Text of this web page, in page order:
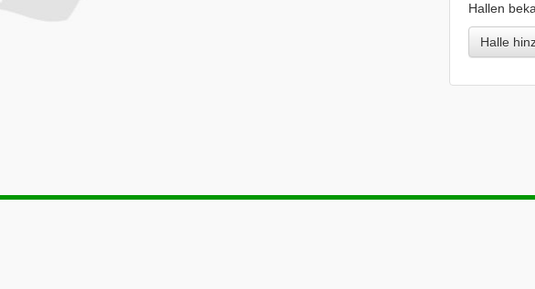
Hallen
Halle